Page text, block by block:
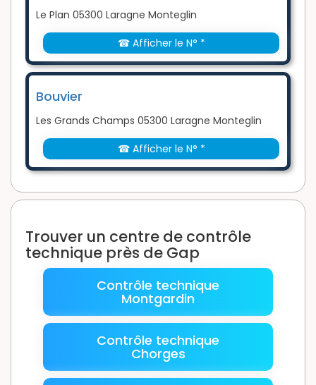
Le Plan 05300 Laragne Monteglin
☎ Afficher le N° *
Bouvier
Les Grands Champs 05300 Laragne Monteglin
☎ Afficher le N° *
Trouver un centre de contrôle
technique près de Gap
Contrôle technique
Montgardin
Contrôle technique
Chorges